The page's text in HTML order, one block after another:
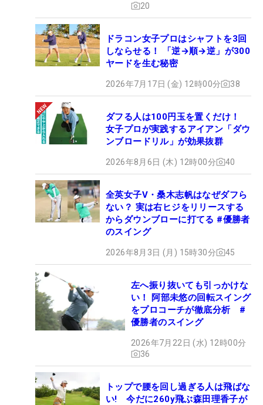
20
ドラコン女子プロはシャフトを3回
しならせる！ 「逆→順→逆」が300
ヤードを生む秘密
2026年7月17日 (金) 12時00分 38
ダフる人は100円玉を置くだけ！
女子プロが実践するアイアン「ダウ
ンブロードリル」が効果抜群
2026年8月6日 (木) 12時00分 40
全英女子V・桑木志帆はなぜダフら
ない？ 実は右ヒジをリリースする
からダウンブローに打てる #優勝者
のスイング
2026年8月3日 (月) 15時30分 45
左へ振り抜いても引っかけな
い！ 阿部未悠の回転スイング
をプロコーチが徹底分析 #
優勝者のスイング
2026年7月22日 (水) 12時00分
36
トップで腰を回し過ぎる人は飛ばな
い! 今だに260y飛ぶ森田理香子が